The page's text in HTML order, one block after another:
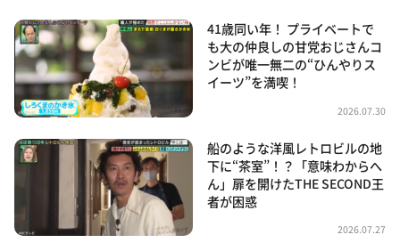
41歳同い年！ プライベートで
も大の仲良しの甘党おじさんコ
ンビが唯一無二の“ひんやりス
イーツ”を満喫！
2026.07.30
船のような洋風レトロビルの地
下に“茶室”！？「意味わからへ
ん」扉を開けたTHE SECOND王
者が困惑
2026.07.27